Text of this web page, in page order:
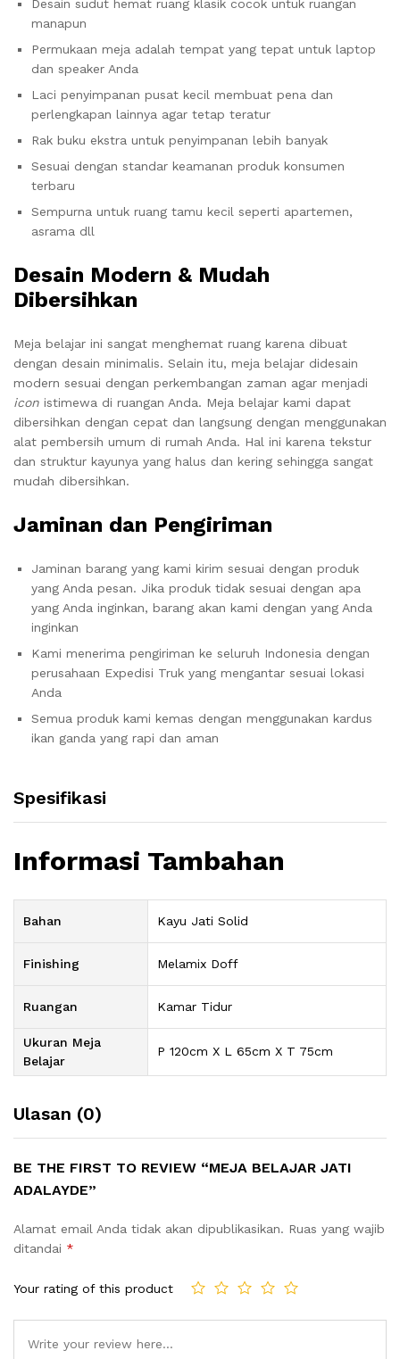
Desain sudut hemat ruang klasik cocok untuk ruangan
manapun
Permukaan meja adalah tempat yang tepat untuk laptop
dan speaker Anda
Laci penyimpanan pusat kecil membuat pena dan
perlengkapan lainnya agar tetap teratur
Rak buku ekstra untuk penyimpanan lebih banyak
Sesuai dengan standar keamanan produk konsumen
terbaru
Sempurna untuk ruang tamu kecil seperti apartemen,
asrama dll
Desain Modern & Mudah
Dibersihkan
Meja belajar ini sangat menghemat ruang karena dibuat
dengan desain minimalis. Selain itu, meja belajar didesain
modern sesuai dengan perkembangan zaman agar menjadi
icon istimewa di ruangan Anda. Meja belajar kami dapat
dibersihkan dengan cepat dan langsung dengan menggunakan
alat pembersih umum di rumah Anda. Hal ini karena tekstur
dan struktur kayunya yang halus dan kering sehingga sangat
mudah dibersihkan.
Jaminan dan Pengiriman
Jaminan barang yang kami kirim sesuai dengan produk
yang Anda pesan. Jika produk tidak sesuai dengan apa
yang Anda inginkan, barang akan kami dengan yang Anda
inginkan
Kami menerima pengiriman ke seluruh Indonesia dengan
perusahaan Expedisi Truk yang mengantar sesuai lokasi
Anda
Semua produk kami kemas dengan menggunakan kardus
ikan ganda yang rapi dan aman
Spesifikasi
Informasi Tambahan
Bahan Kayu Jati Solid
Finishing Melamix Doff
Ruangan Kamar Tidur
Ukuran Meja
Belajar
P 120cm X L 65cm X T 75cm
Ulasan (0)
BE THE FIRST TO REVIEW “MEJA BELAJAR JATI
ADALAYDE”
Alamat email Anda tidak akan dipublikasikan. Ruas yang wajib
ditandai *
Your rating of this product